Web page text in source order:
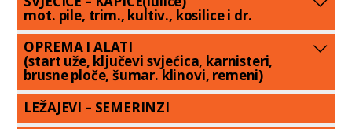
mot. pile, trim., kultiv., kosilice i dr.
OPREMA I ALATI
(start uže, ključevi svjećica, karnisteri,
brusne ploče, šumar. klinovi, remeni)
LEŽAJEVI – SEMERINZI